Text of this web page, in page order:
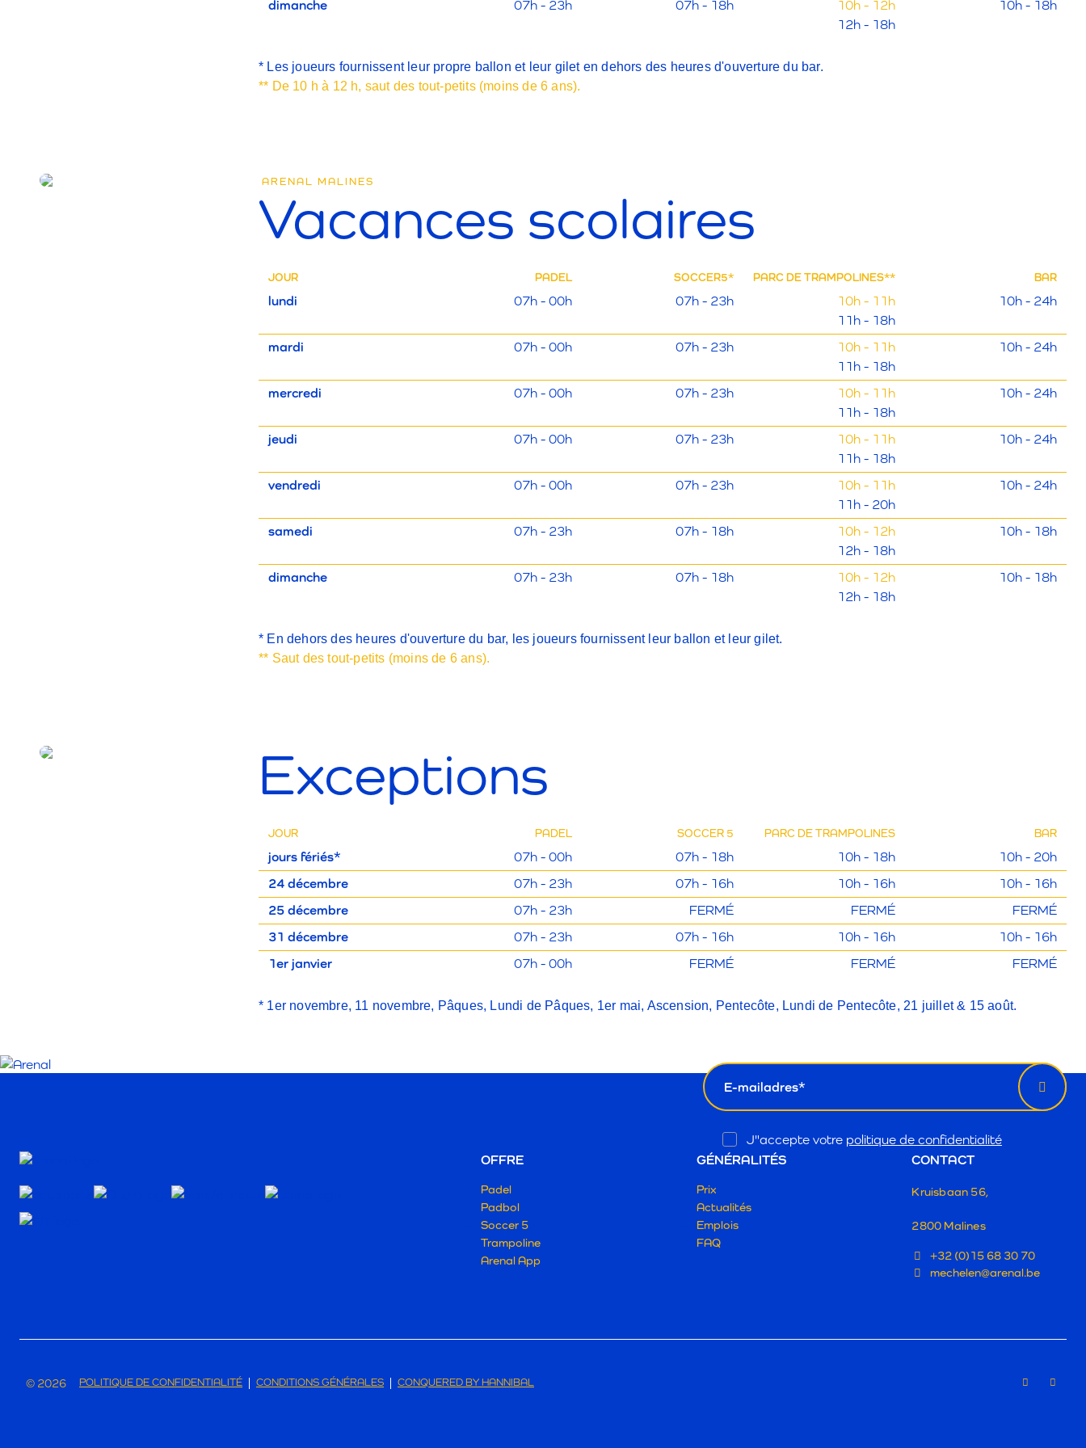
dimanche 07h - 23h 07h - 18h
10h - 12h
12h - 18h
10h - 18h
* Les joueurs fournissent leur propre ballon et leur gilet en dehors des heures d'ouverture du bar.
** De 10 h à 12 h, saut des tout-petits (moins de 6 ans).
ARENAL MALINES
Vacances scolaires
JOUR PADEL SOCCER5* PARC DE TRAMPOLINES** BAR
lundi 07h - 00h 07h - 23h
10h - 11h
11h - 18h
10h - 24h
mardi 07h - 00h 07h - 23h
10h - 11h
11h - 18h
10h - 24h
mercredi 07h - 00h 07h - 23h
10h - 11h
11h - 18h
10h - 24h
jeudi 07h - 00h 07h - 23h
10h - 11h
11h - 18h
10h - 24h
vendredi 07h - 00h 07h - 23h
10h - 11h
11h - 20h
10h - 24h
samedi 07h - 23h 07h - 18h
10h - 12h
12h - 18h
10h - 18h
dimanche 07h - 23h 07h - 18h
10h - 12h
12h - 18h
10h - 18h
* En dehors des heures d'ouverture du bar, les joueurs fournissent leur ballon et leur gilet.
** Saut des tout-petits (moins de 6 ans).
Exceptions
JOUR PADEL SOCCER 5 PARC DE TRAMPOLINES BAR
jours fériés* 07h - 00h 07h - 18h 10h - 18h
10h - 20h
24 décembre
07h - 23h 07h - 16h 10h - 16h
10h - 16h
25 décembre
07h - 23h FERMÉ FERMÉ
FERMÉ
31 décembre
07h - 23h 07h - 16h 10h - 16h
10h - 16h
1er janvier
07h - 00h FERMÉ FERMÉ FERMÉ
* 1er novembre, 11 novembre, Pâques, Lundi de Pâques, 1er mai, Ascension, Pentecôte, Lundi de Pentecôte, 21 juillet & 15 août.
email
Opt
In
J"accepte votre politique de confidentialité
OFFRE
Padel
Padbol
Soccer 5
Trampoline
Arenal App
GÉNÉRALITÉS
Prix
Actualités
Emplois
FAQ
CONTACT
Kruisbaan 56,
2800 Malines
+32 (0)15 68 30 70
mechelen@arenal.be
© 2026 POLITIQUE DE CONFIDENTIALITÉ CONDITIONS GÉNÉRALES CONQUERED BY HANNIBAL